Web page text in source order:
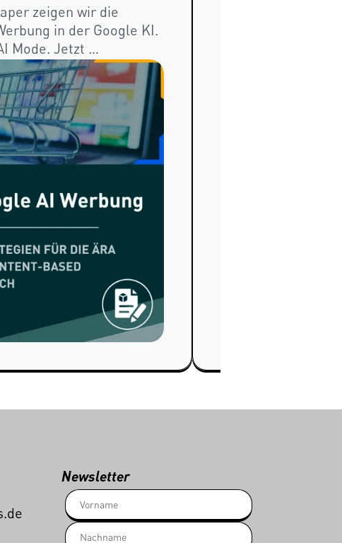
zeigen wir die
in der Google KI.
Mode. Jetzt
Newsletter